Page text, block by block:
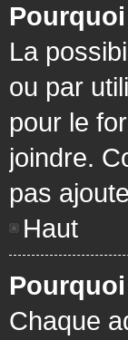
La
ou par
pour le
joindre.
pas
Haut
Chaque